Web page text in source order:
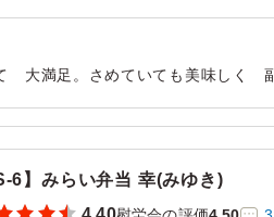
大満足。さめていても美味しく
6】みらい弁当 幸(みゆき)